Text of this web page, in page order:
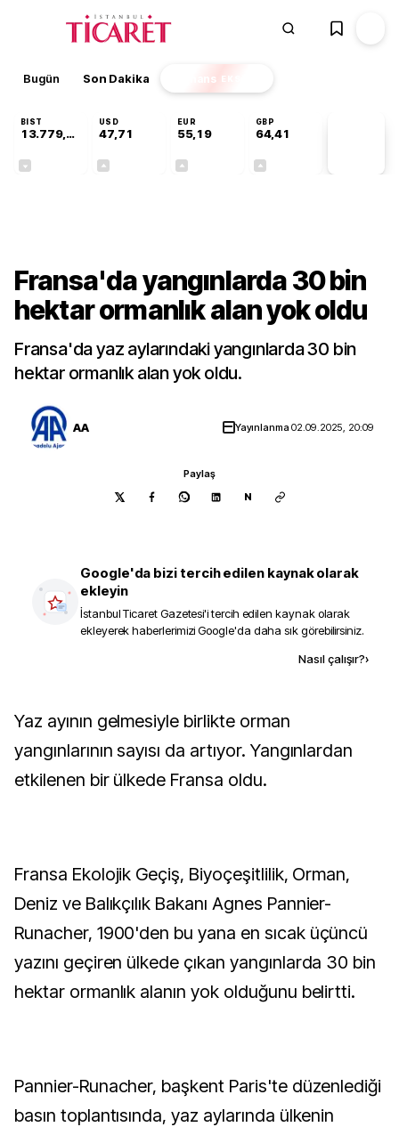
Bugün Son Dakika Finans EKSTRA
BIST
13.779,39
USD
47,71
EUR
55,19
GBP
64,41
Fransa'da yangınlarda 30 bin
hektar ormanlık alan yok oldu
Fransa'da yaz aylarındaki yangınlarda 30 bin
hektar ormanlık alan yok oldu.
AA Yayınlanma02.09.2025, 20:09
Paylaş
N
Google'da bizi tercih edilen kaynak olarak
ekleyin
İstanbul Ticaret Gazetesi'i tercih edilen kaynak olarak
ekleyerek haberlerimizi Google'da daha sık görebilirsiniz.
Nasıl çalışır?›
Yaz ayının gelmesiyle birlikte orman
yangınlarının sayısı da artıyor. Yangınlardan
etkilenen bir ülkede Fransa oldu.
Fransa Ekolojik Geçiş, Biyoçeşitlilik, Orman,
Deniz ve Balıkçılık Bakanı Agnes Pannier-
Runacher, 1900'den bu yana en sıcak üçüncü
yazını geçiren ülkede çıkan yangınlarda 30 bin
hektar ormanlık alanın yok olduğunu belirtti.
Pannier-Runacher, başkent Paris'te düzenlediği
basın toplantısında, yaz aylarında ülkenin